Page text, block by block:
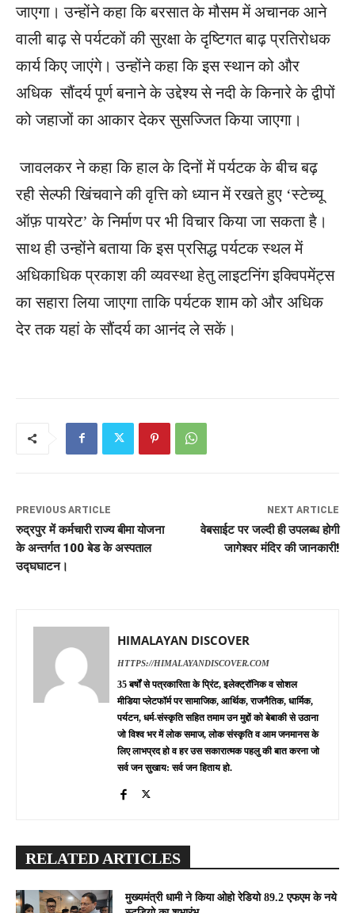
जाएगा। उन्होंने कहा कि बरसात के मौसम में अचानक आने
वाली बाढ़ से पर्यटकों की सुरक्षा के दृष्टिगत बाढ़ प्रतिरोधक
कार्य किए जाएंगे। उन्होंने कहा कि इस स्थान को और
अधिक सौंदर्य पूर्ण बनाने के उद्देश्य से नदी के किनारे के द्वीपों
को जहाजों का आकार देकर सुसज्जित किया जाएगा।
जावलकर ने कहा कि हाल के दिनों में पर्यटक के बीच बढ़
रही सेल्फी खिंचवाने की वृत्ति को ध्यान में रखते हुए ‘स्टेच्यू
ऑफ़ पायरेट’ के निर्माण पर भी विचार किया जा सकता है।
साथ ही उन्होंने बताया कि इस प्रसिद्ध पर्यटक स्थल में
अधिकाधिक प्रकाश की व्यवस्था हेतु लाइटनिंग इक्विपमेंट्स
का सहारा लिया जाएगा ताकि पर्यटक शाम को और अधिक
देर तक यहां के सौंदर्य का आनंद ले सकें।
PREVIOUS ARTICLE
रुद्रपुर में कर्मचारी राज्य बीमा योजना
के अन्तर्गत 100 बेड के अस्पताल
उद्घघाटन।
NEXT ARTICLE
वेबसाईट पर जल्दी ही उपलब्ध होगी
जागेश्वर मंदिर की जानकारी!
HIMALAYAN DISCOVER
HTTPS://HIMALAYANDISCOVER.COM
35 बर्षों से पत्रकारिता के प्रिंट, इलेक्ट्रॉनिक व सोशल
मीडिया प्लेटफॉर्म पर सामाजिक, आर्थिक, राजनैतिक, धार्मिक,
पर्यटन, धर्म-संस्कृति सहित तमाम उन मुद्दों को बेबाकी से उठाना
जो विश्व भर में लोक समाज, लोक संस्कृति व आम जनमानस के
लिए लाभप्रद हो व हर उस सकारात्मक पहलु की बात करना जो
सर्व जन सुखाय: सर्व जन हिताय हो.
RELATED ARTICLES
मुख्यमंत्री धामी ने किया ओहो रेडियो 89.2 एफएम के नये